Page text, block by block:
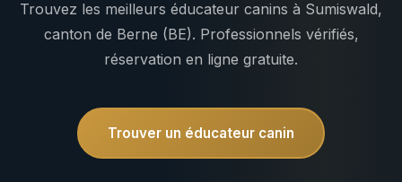
Trouvez les meilleurs éducateur canins à Sumiswald,
canton de Berne (BE). Professionnels vérifiés,
réservation en ligne gratuite.
Trouver un éducateur canin